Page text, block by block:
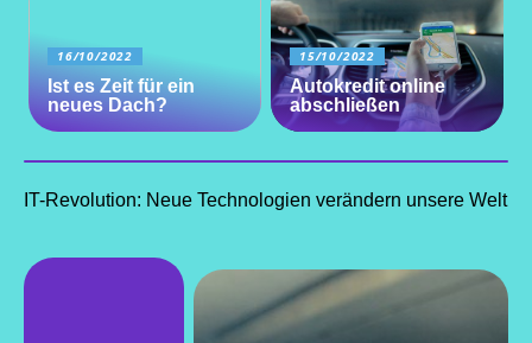
16/10/2022
Ist es Zeit für ein
neues Dach?
15/10/2022
Autokredit online
abschließen
IT-Revolution: Neue Technologien verändern unsere Welt